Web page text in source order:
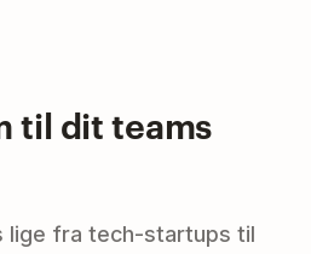
til dit teams
lige fra tech-startups til